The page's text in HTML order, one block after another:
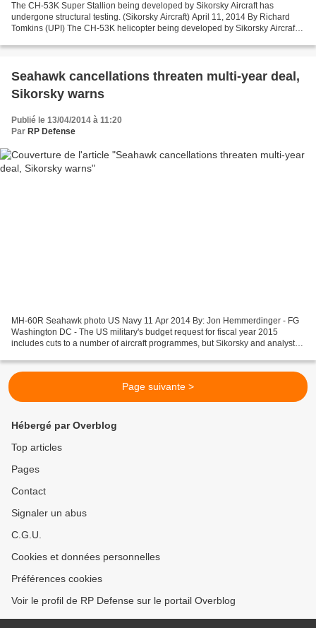
The CH-53K Super Stallion being developed by Sikorsky Aircraft has
undergone structural testing. (Sikorsky Aircraft) April 11, 2014 By Richard
Tomkins (UPI) The CH-53K helicopter being developed by Sikorsky Aircraft
Seahawk cancellations threaten multi-year deal,
Sikorsky warns
Publié le 13/04/2014 à 11:20
Par RP Defense
MH-60R Seahawk photo US Navy 11 Apr 2014 By: Jon Hemmerdinger - FG
Washington DC - The US military's budget request for fiscal year 2015
includes cuts to a number of aircraft programmes, but Sikorsky and analysts
Page suivante >
Hébergé par Overblog
Top articles
Pages
Contact
Signaler un abus
C.G.U.
Cookies et données personnelles
Préférences cookies
Voir le profil de RP Defense sur le portail Overblog